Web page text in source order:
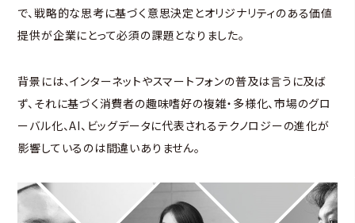
で、戦略的な思考に基づく意思決定とオリジナリティのある価値
提供が企業にとって必須の課題となりました。
背景には、インターネットやスマートフォンの普及は言うに及ば
ず、それに基づく消費者の趣味嗜好の複雑・多様化、市場のグロ
ーバル化、AI、ビッグデータに代表されるテクノロジーの進化が
影響しているのは間違いありません。